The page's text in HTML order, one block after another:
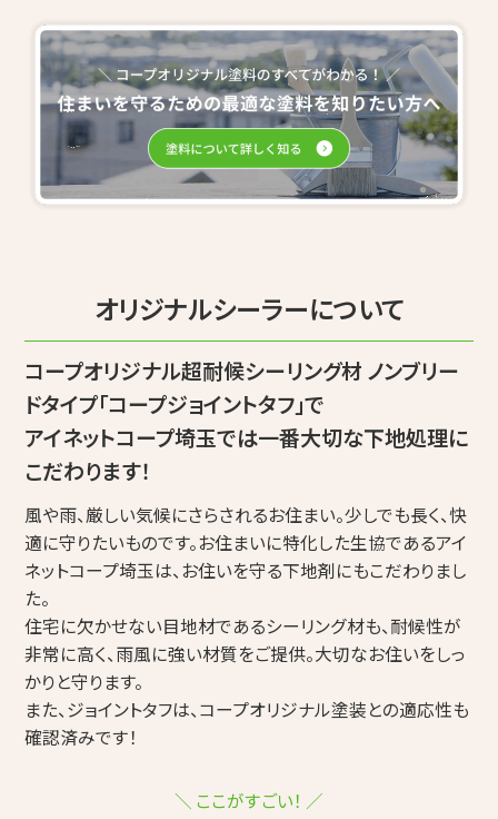
オリジナルシーラーについて
コープオリジナル超耐候シーリング材 ノンブリー
ドタイプ「コープジョイントタフ」で
アイネットコープ埼玉では一番大切な下地処理に
こだわります！
風や雨、厳しい気候にさらされるお住まい。少しでも長く、快
適に守りたいものです。お住まいに特化した生協であるアイ
ネットコープ埼玉は、お住いを守る下地剤にもこだわりまし
た。
住宅に欠かせない目地材であるシーリング材も、耐候性が
非常に高く、雨風に強い材質をご提供。大切なお住いをしっ
かりと守ります。
また、ジョイントタフは、コープオリジナル塗装との適応性も
確認済みです！
＼ ここがすごい！ ／